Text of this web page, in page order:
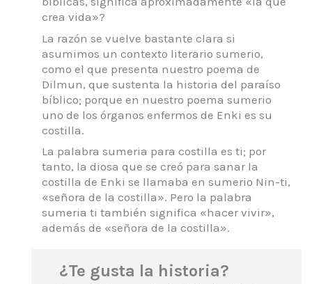
crea vida»?
La razón se vuelve bastante clara si
asumimos un contexto literario sumerio,
como el que presenta nuestro poema de
Dilmun, que sustenta la historia del paraíso
bíblico; porque en nuestro poema sumerio
uno de los órganos enfermos de Enki es su
costilla.
La palabra sumeria para costilla es ti; por
tanto, la diosa que se creó para sanar la
costilla de Enki se llamaba en sumerio Nin-ti,
«señora de la costilla». Pero la palabra
sumeria ti también significa «hacer vivir»,
además de «señora de la costilla».
¿Te gusta la historia?